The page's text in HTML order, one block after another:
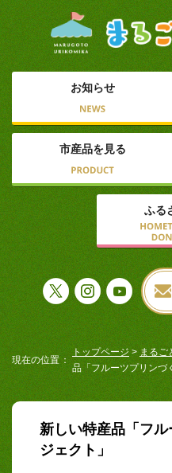
お知らせ
市産品を見る
ふる
現在の位置
トップページ > まるご
品「フルーツプリンづ
新しい特産品「フ
ジェクト」